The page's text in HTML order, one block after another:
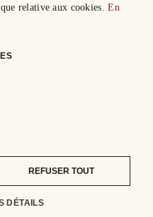
relative aux cookies.En
REFUSER TOUT
DÉTAILS